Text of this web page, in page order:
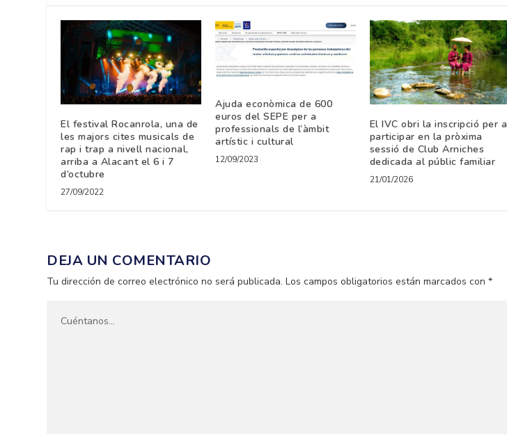
El festival Rocanrola, una de
les majors cites musicals de
rap i trap a nivell nacional,
arriba a Alacant el 6 i 7
d’octubre
27/09/2022
Ajuda econòmica de 600
euros del SEPE per a
professionals de l’àmbit
artístic i cultural
12/09/2023
El IVC obri la inscripció per a
participar en la pròxima
sessió de Club Arniches
dedicada al públic familiar
21/01/2026
DEJA UN COMENTARIO
Tu dirección de correo electrónico no será publicada. Los campos obligatorios están marcados con*